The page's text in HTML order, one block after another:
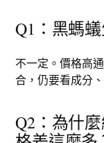
Q1：黑螞
不一定。價格高
合，仍要看成分
Q2：為什